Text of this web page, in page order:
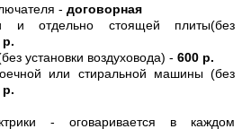
- договорная
и отдельно стоящей плиты(без
р.
установки воздуховода) - 600 р.
или стиральной машины (без
р.
- оговаривается в каждом